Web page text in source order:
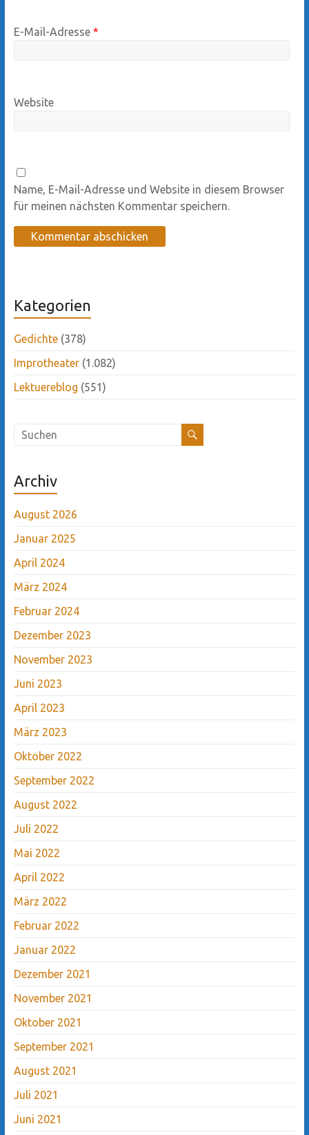
E-Mail-Adresse *
Website
Name, E-Mail-Adresse und Website in diesem Browser
für meinen nächsten Kommentar speichern.
Kategorien
Gedichte(378)
Improtheater(1.082)
Lektuereblog (551)
Archiv
August 2026
Januar 2025
April 2024
März 2024
Februar 2024
Dezember 2023
November 2023
Juni 2023
April 2023
März 2023
Oktober 2022
September 2022
August 2022
Juli 2022
Mai 2022
April 2022
März 2022
Februar 2022
Januar 2022
Dezember 2021
November 2021
Oktober 2021
September 2021
August 2021
Juli 2021
Juni 2021